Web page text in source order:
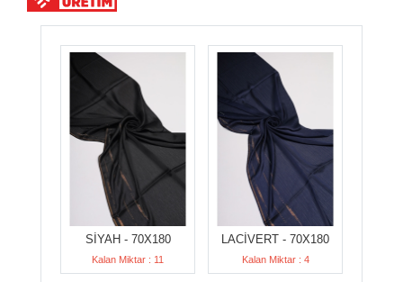
SİYAH - 70X180
Kalan Miktar : 11
LACİVERT - 70X180
Kalan Miktar : 4